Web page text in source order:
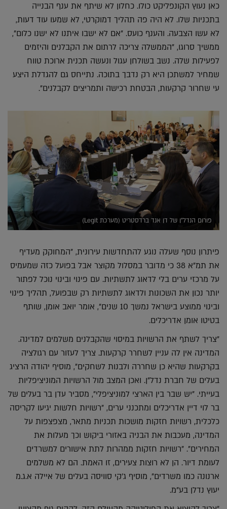
כאן נעוץ הקונפליקט כולו. כחלון לא שיתף את ענף הבנייה
בתכניות שלו. לא היה פה תהליך דמוקרטי, לא שמעו עוד דעות,
לא עשו הצבעה. והענף כועס. "אם לא ישבו איתנו לא ישנו כלום",
ממשיך סרוגו, "הממשלה צריכה לרתום את הקבלנים והיזמים
לפעילות שלה. נשב בשולחן עגול ונעשה תכנית ארוכת טווח
שמחיר למשתכן היא רק נדבך בתוכה. נתייחס גם להגדלת היצע
עי שחרור קרקעות, הבטחת רכישה ותמריצים לקבלנים".
פורום הנדל"ן של דן אנד ברדסטריט (מערכת Legit)
פיתרון נוסף שעלה נוגע להתחדשות עירונית, "המחוקק מעדיף
את תמ"א 38 כי מדובר במסלול מקוצר אבל בפועל כזה שמעמיס
על מרכזי ערים בלי לדאוג לתשתיות. עם פינוי ובינוי נוכל לפתור
יותר נכון את השכונות ולדאוג לתשתיות רק שבפועל, תהליך פינוי
ובינוי ממוצע בישראל נמשך 10 שנים", אומר יואב אומן, שותף
בטיטו אומן אדריכלים.
"צריך לשתף את הרשויות במיסוי שהקבלנים משלמים למדינה.
המדינה אין לה עניין לשחרר קרקעות. צריך לעזור עם רגולציה
בקרקעות שהיא כן שחררה ולבנות לשחקים", מוסיף יהודה הרציג
בעלים של חברת נדל"ן. ואכן המצב מול הרשויות המוניציפליות
בעייתי. "יש שבר בין הארצי למוניציפלי", מסביר עדן בר בעלים של
בר לוי דיין אדריכלים ומתכנני ערים, "רשויות חלשות יגיעו לקריסה
כלכלית, רשויות חזקות מושכות תכניות מתאר, מצפצפות על
המדינה, מעכבות את הבניה באזורי ביקוש וכך מעלות את
המחירים". "רשויות חזקות ממהרות לתת אישורים למשרדים
לעומת דיור. הן לא רוצות צעירים, זו האמת. הם לא משלמים
ארנונה כמו משרדים", מוסיף ג'קי סוויסה בעלים של איילה א.ג.מ
יעוץ נדלן בע"מ.